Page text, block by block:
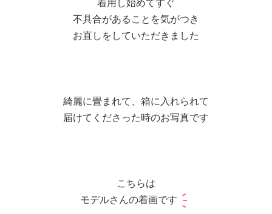
着用し始めてすぐ
不具合があることを気がつき
お直しをしていただきました
綺麗に畳まれて、箱に入れられて
届けてくださった時のお写真です
こちらは
モデルさんの着画です